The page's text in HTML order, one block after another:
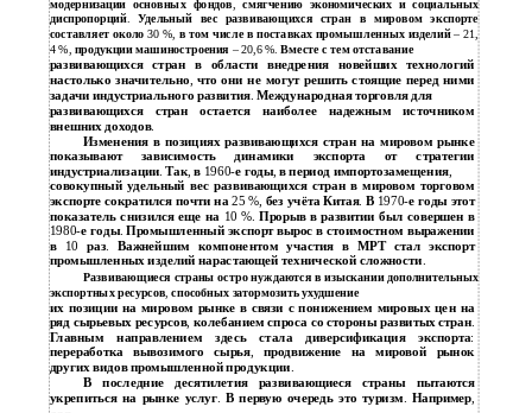
модернизации основных фондов ,смягчению экономических и социальных
диспропорций. Удельный вес развивающихся стран в мировом экспорте
составляет около30 %, в том числе в поставках промышленных изделий– 21,
4 %, продукции машиностроения – 20,6 %.Вместе с тем отставание
развивающихся стран в области внедрения новейших технологий
настолько значительно, что они не могут решить стоящие перед ними
задачи индустриального развития. Международная торговля для
развивающихся стран остается наиболее надежным источником
внешних доходов.
Изменения в позициях развивающихся стран на мировом рынке
показывают зависимость динамики экспорта от стратегии
индустриализации.Так,в 1960-е годы,в период импортозамещения,
совокупный удельный вес развивающихся стран в мировом торговом
экспорте сократился почти на25 %, без учёта Китая. В 1970-е годы этот
показатель снизился еще на 10 %.Прорыв в развитии был совершен в
1980-е годы.Промышленный экспорт вырос в стоимостном выражении
в 10раз. Важнейшим компонентом участия в МРТ стал экспорт
промышленных изделий нарастающей технической сложности.
Развивающиеся страны остро нуждаются в изыскании дополнительных
экспортных ресурсов,способных затормозить ухудшение
их позиции на мировом рынке в связи с понижением мировых цен на
ряд сырьевых ресурсов, колебанием спроса со стороны развитых стран.
Главным направлением здесь стала диверсификация экспорта:
переработка вывозимого сырья, продвижение на мировой рынок
других видов промышленной продукции.
В последние десятилетия развивающиеся страны пытаются
укрепиться на рынке услуг. В первую очередь это туризм. Например,